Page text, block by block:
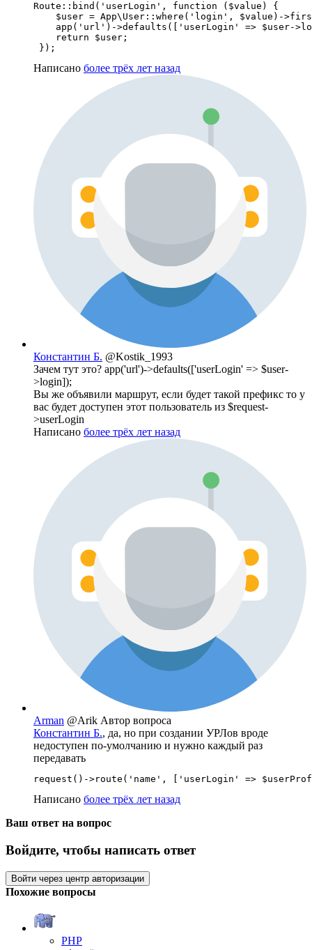
Route::bind('userLogin', function ($value) {
$user = App\User::where('login', $value)-
app('url')->defaults(['userLogin' => $user-
    return $user;
});
Написано более трёх лет назад
Константин Б. @Kostik_1993
Зачем тут это? app('url')->defaults(['userLogin' => $user-
>login]);
Вы же объявили маршрут, если будет такой префикс то у
вас будет доступен этот пользователь из $request-
>userLogin
Написано более трёх лет назад
Arman @Arik Автор вопроса
Константин Б., да, но при создании УРЛов вроде
недоступен по-умолчанию и нужно каждый раз
передавать
request()->route('name', ['userLogin' =>
Написано более трёх лет назад
Ваш ответ на вопрос
Войдите, чтобы написать ответ
Войти через центр авторизации
Похожие вопросы
PHP